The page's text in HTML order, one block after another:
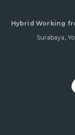
Hybrid Working
Surabaya,